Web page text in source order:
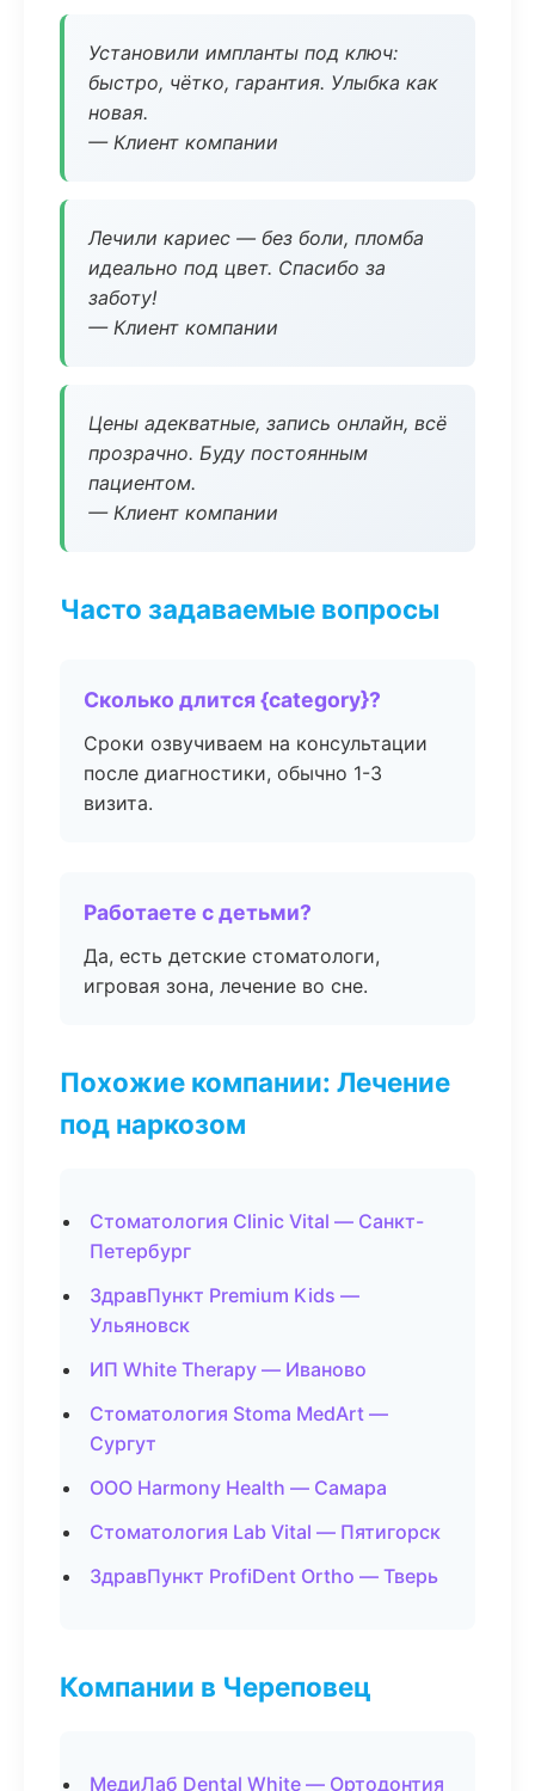
Установили импланты под ключ:
быстро, чётко, гарантия. Улыбка как
новая.
— Клиент компании
Лечили кариес — без боли, пломба
идеально под цвет. Спасибо за
заботу!
— Клиент компании
Цены адекватные, запись онлайн, всё
прозрачно. Буду постоянным
пациентом.
— Клиент компании
Часто задаваемые вопросы
Сколько длится {category}?
Сроки озвучиваем на консультации
после диагностики, обычно 1-3
визита.
Работаете с детьми?
Да, есть детские стоматологи,
игровая зона, лечение во сне.
Похожие компании: Лечение
под наркозом
Стоматология Clinic Vital — Санкт-
Петербург
ЗдравПункт Premium Kids —
Ульяновск
ИП White Therapy — Иваново
Стоматология Stoma MedArt —
Сургут
ООО Harmony Health — Самара
Стоматология Lab Vital — Пятигорск
ЗдравПункт ProfiDent Ortho — Тверь
Компании в Череповец
МедиЛаб Dental White — Ортодонтия